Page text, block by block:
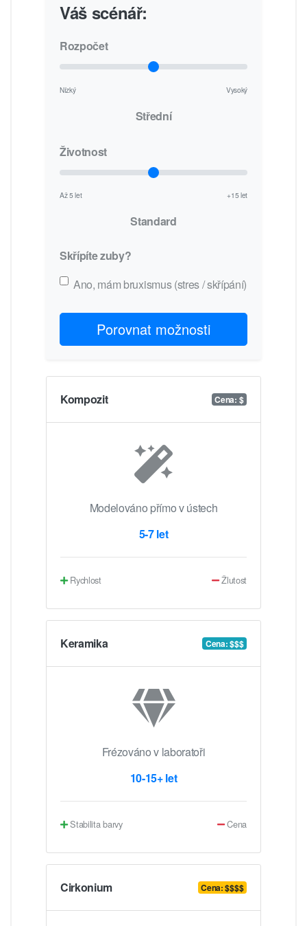
Váš scénář:
Rozpočet
Nízký Vysoký
Střední
Životnost
Až 5 let +15 let
Standard
Skřípíte zuby?
Ano, mám bruxismus (stres / skřípání)
Porovnat možnosti
Kompozit Cena: $
Modelováno přímo v ústech
5-7 let
Rychlost Žlutost
Keramika Cena: $$$
Frézováno v laboratoři
10-15+ let
Stabilita barvy Cena
Cirkonium Cena: $$$$